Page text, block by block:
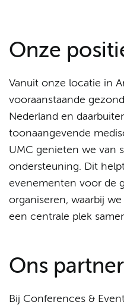
Onze
Vanuit onze locatie in
vooraanstaande
Nederland en
toonaangevende
UMC genieten we van
ondersteuning. Dit
evenementen voor de
organiseren, waarbij
een centrale plek
Ons
Bij Conferences &